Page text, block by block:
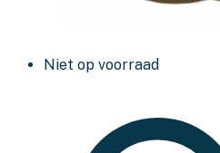
Niet op voorraad